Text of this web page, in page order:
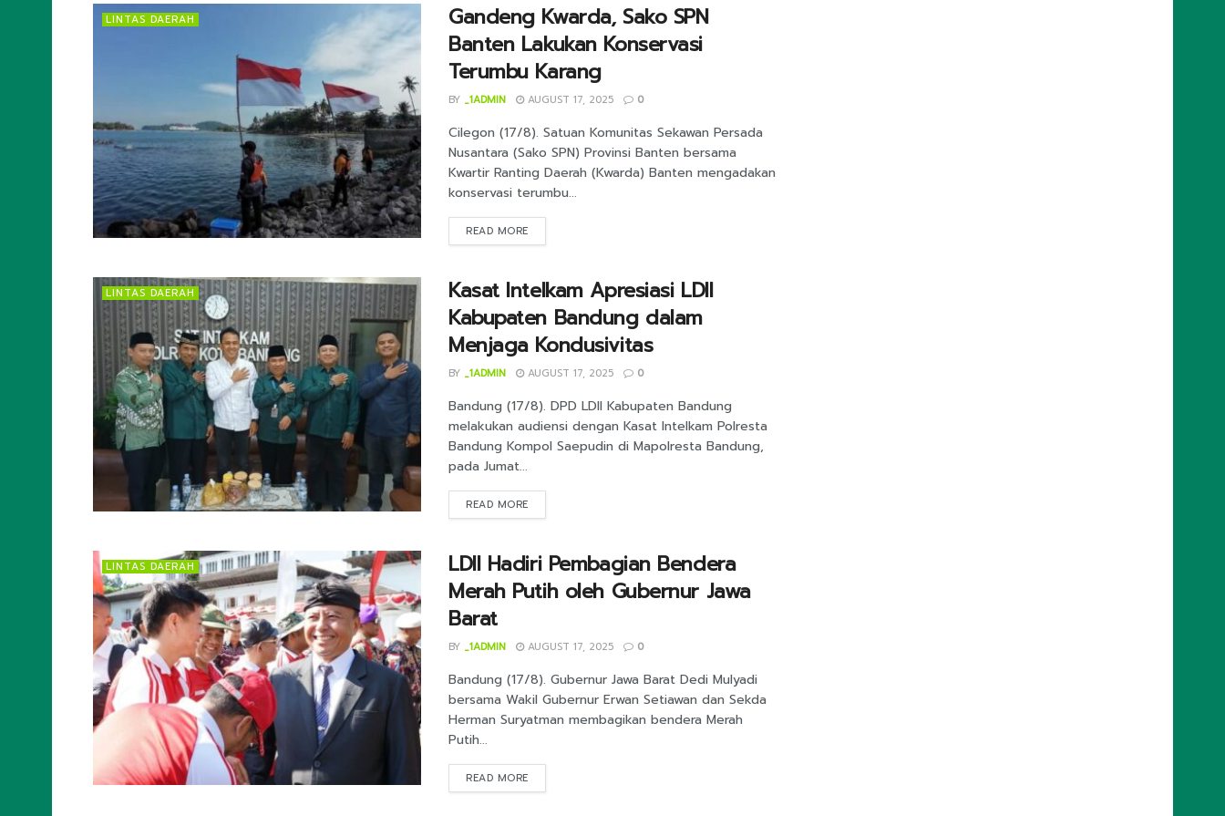
LINTAS DAERAH
Gandeng Kwarda, Sako SPN
Banten Lakukan Konservasi
Terumbu Karang
BY _1ADMIN AUGUST 17, 2025 0
Cilegon (17/8). Satuan Komunitas Sekawan Persada
Nusantara (Sako SPN) Provinsi Banten bersama
Kwartir Ranting Daerah (Kwarda) Banten mengadakan
konservasi terumbu...
READ MOREDETAILS
LINTAS DAERAH
Kasat Intelkam Apresiasi LDII
Kabupaten Bandung dalam
Menjaga Kondusivitas
BY _1ADMIN AUGUST 17, 2025 0
Bandung (17/8). DPD LDII Kabupaten Bandung
melakukan audiensi dengan Kasat Intelkam Polresta
Bandung Kompol Saepudin di Mapolresta Bandung,
pada Jumat...
READ MOREDETAILS
LINTAS DAERAH
LDII Hadiri Pembagian Bendera
Merah Putih oleh Gubernur Jawa
Barat
BY _1ADMIN AUGUST 17, 2025 0
Bandung (17/8). Gubernur Jawa Barat Dedi Mulyadi
bersama Wakil Gubernur Erwan Setiawan dan Sekda
Herman Suryatman membagikan bendera Merah
Putih...
READ MOREDETAILS